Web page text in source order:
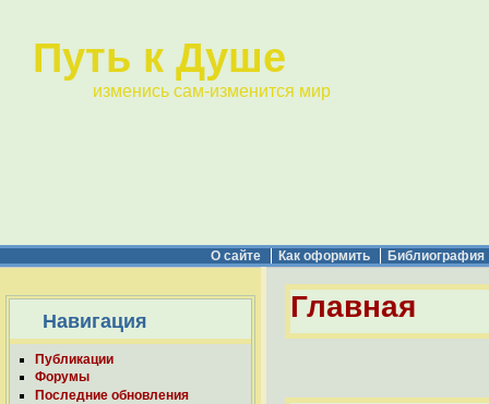
Путь к Душе
изменись сам-изменится мир
О сайте Как оформить Библиография
Навигация
Публикации
Форумы
Последние обновления
Главная